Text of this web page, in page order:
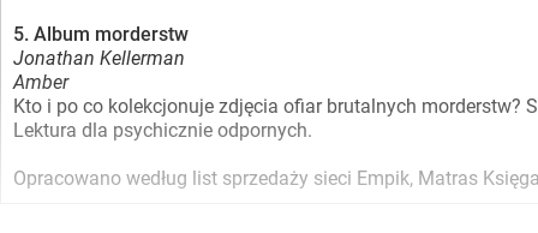
5. Album morderstw
Jonathan Kellerman
Amber
Kto i po co kolekcjonuje zdjęcia ofiar brutalnych morderstw?
Lektura dla psychicznie odpornych.
Opracowano według list sprzedaży sieci Empik, Matras